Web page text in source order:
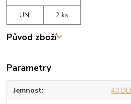
UNI 2 ks
Původ zboží
Parametry
Jemnost 40